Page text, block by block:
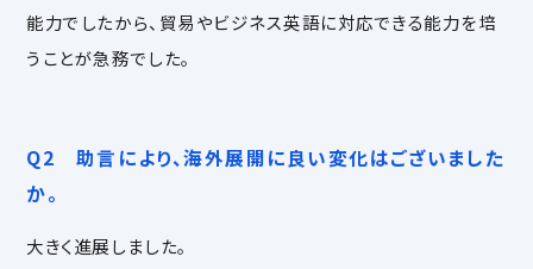
能力でしたから、貿易やビジネス英語に対応できる能力を培
うことが急務でした。
Q2 助言により、海外展開に良い変化はございました
か。
大きく進展しました。